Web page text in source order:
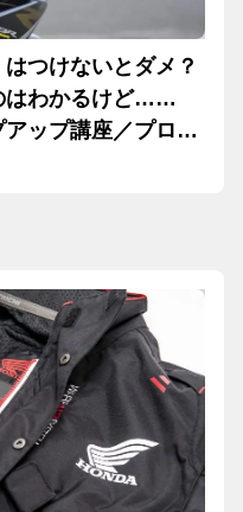
つけないとダメ？
はわかるけど……
アップ講座／プロテ